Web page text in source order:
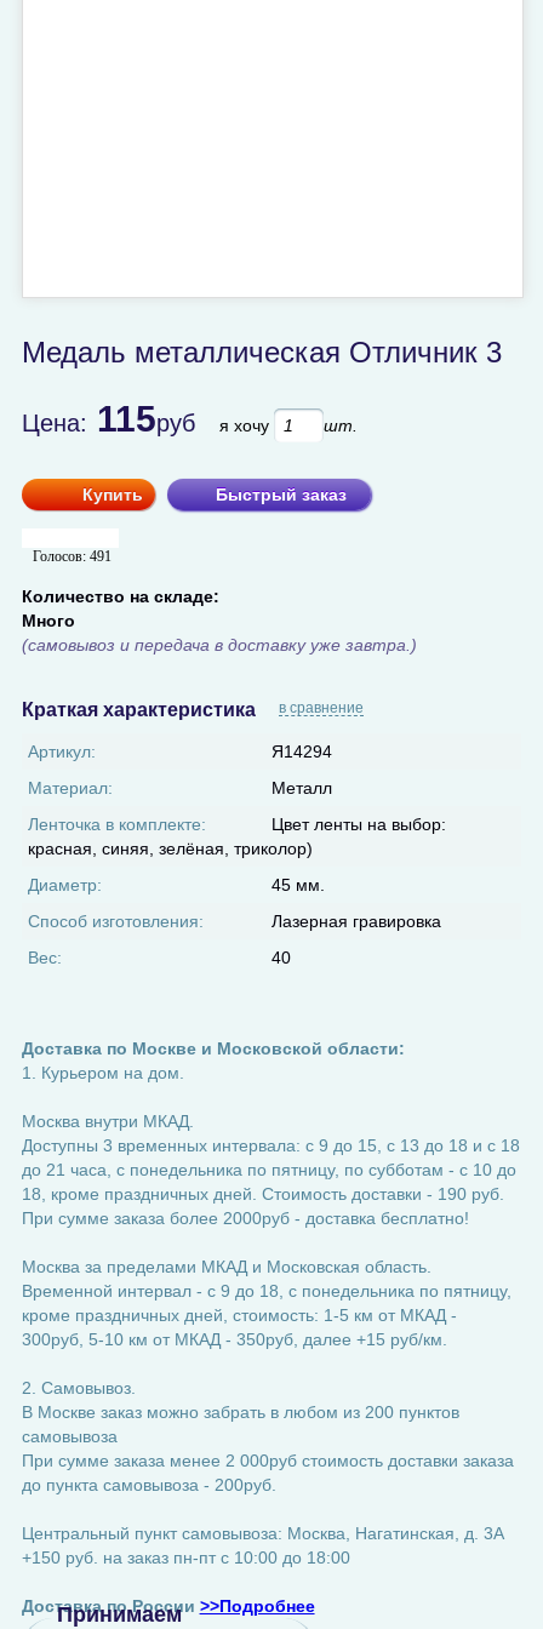
Медаль металлическая Отличник 3
Цена: 115руб я хочу шт.
Купить Быстрый заказ
Голосов: 491
Количество на складе:
Много
(самовывоз и передача в доставку уже завтра.)
Краткая характеристика в сравнение
Артикул:
Я14294
Материал:
Металл
Ленточка в комплекте:
Цвет ленты на выбор:
красная, синяя, зелёная, триколор)
Диаметр:
45 мм.
Способ изготовления:
Лазерная гравировка
Вес:
40
Доставка по Москве и Московской области:
1. Курьером на дом.
Москва внутри МКАД.
Доступны 3 временных интервала: с 9 до 15, с 13 до 18 и с 18
до 21 часа, с понедельника по пятницу, по субботам - с 10 до
18, кроме праздничных дней. Стоимость доставки - 190 руб.
При сумме заказа более 2000руб - доставка бесплатно!
Москва за пределами МКАД и Московская область.
Временной интервал - с 9 до 18, с понедельника по пятницу,
кроме праздничных дней, стоимость: 1-5 км от МКАД -
300руб, 5-10 км от МКАД - 350руб, далее +15 руб/км.
2. Самовывоз.
В Москве заказ можно забрать в любом из 200 пунктов
самовывоза
При сумме заказа менее 2 000руб стоимость доставки заказа
до пункта самовывоза - 200руб.
Центральный пункт самовывоза: Москва, Нагатинская, д. 3А
+150 руб. на заказ пн-пт с 10:00 до 18:00
Доставка по России >>Подробнее
Принимаем